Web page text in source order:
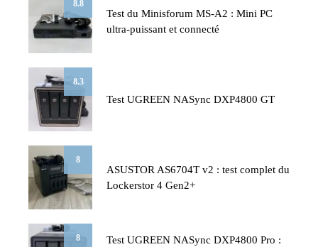
8.8
Test du Minisforum MS-A2 : Mini PC
ultra-puissant et connecté
8.3
Test UGREEN NASync DXP4800 GT
8
ASUSTOR AS6704T v2 : test complet du
Lockerstor 4 Gen2+
8
Test UGREEN NASync DXP4800 Pro :